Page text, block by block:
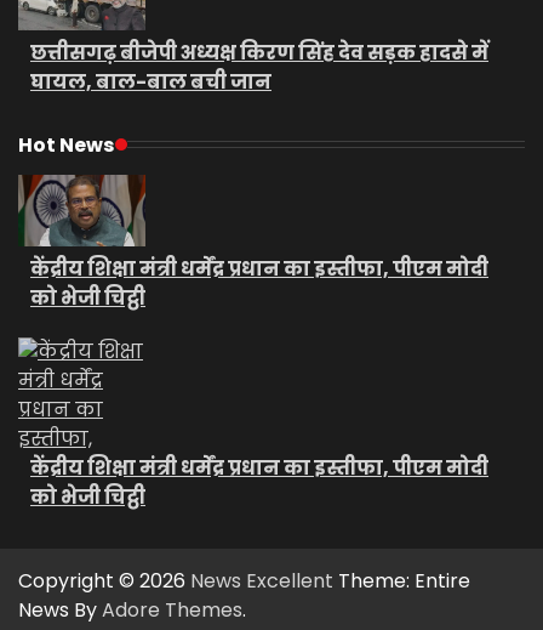
छत्तीसगढ़ बीजेपी अध्यक्ष किरण सिंह देव सड़क हादसे में
घायल, बाल-बाल बची जान
Hot News
केंद्रीय शिक्षा मंत्री धर्मेंद्र प्रधान का इस्तीफा, पीएम मोदी
को भेजी चिट्ठी
केंद्रीय शिक्षा मंत्री धर्मेंद्र प्रधान का इस्तीफा, पीएम मोदी
को भेजी चिट्ठी
Copyright © 2026 News Excellent Theme: Entire
News ByAdore Themes.